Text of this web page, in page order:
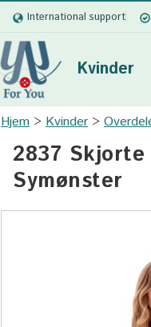
International support
Kvinder
Hjem Kvinder
2837
Symønster